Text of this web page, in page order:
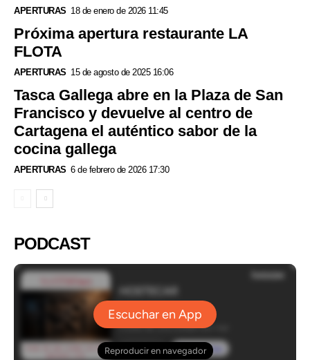
APERTURAS 18 de enero de 2026 11:45
Próxima apertura restaurante LA
FLOTA
APERTURAS 15 de agosto de 2025 16:06
Tasca Gallega abre en la Plaza de San
Francisco y devuelve al centro de
Cartagena el auténtico sabor de la
cocina gallega
APERTURAS 6 de febrero de 2026 17:30
PODCAST